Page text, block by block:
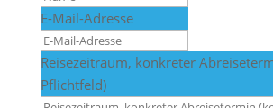
E-Mail-Adresse
Reisezeitraum, konkreter
Pflichtfeld)